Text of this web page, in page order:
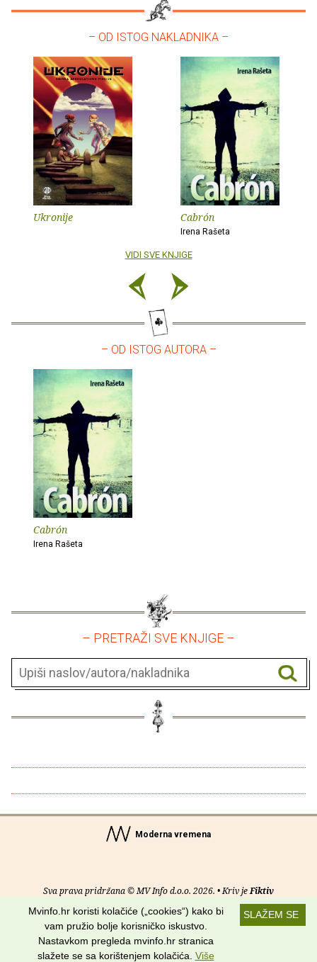
– OD ISTOG NAKLADNIKA –
Ukronije Cabrón
Irena Rašeta
VIDI SVE KNJIGE
– OD ISTOG AUTORA –
Cabrón
Irena Rašeta
– PRETRAŽI SVE KNJIGE –
Moderna vremena
Sva prava pridržana © MV Info d.o.o. 2026. • Kriv jeFiktiv
O nama• Pomoć• Uvjeti korištenja•RSS kanali
Potraži nas na:
SLAŽEM SE
Mvinfo.hr koristi kolačiće („cookies“) kako bi
vam pružio bolje korisničko iskustvo.
Nastavkom pregleda mvinfo.hr stranica
slažete se sa korištenjem kolačića. Više